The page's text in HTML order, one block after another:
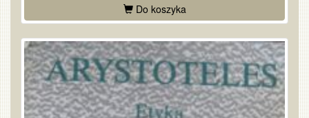
Do koszyka